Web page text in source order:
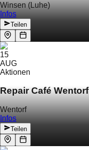
Winsen (Luhe)
Infos
Teilen
15
AUG
Aktionen
Repair Café Wentorf
Wentorf
Infos
Teilen